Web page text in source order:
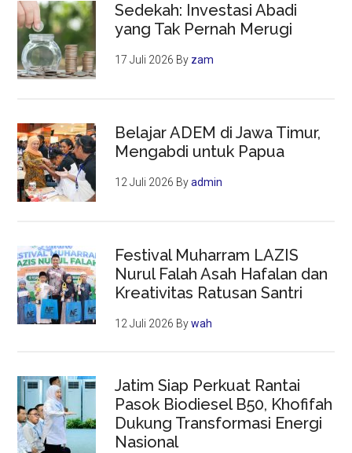
Sedekah: Investasi Abadi
yang Tak Pernah Merugi
17 Juli 2026 By zam
Belajar ADEM di Jawa Timur,
Mengabdi untuk Papua
12 Juli 2026 Byadmin
Festival Muharram LAZIS
Nurul Falah Asah Hafalan dan
Kreativitas Ratusan Santri
12 Juli 2026 Bywah
Jatim Siap Perkuat Rantai
Pasok Biodiesel B50, Khofifah
Dukung Transformasi Energi
Nasional